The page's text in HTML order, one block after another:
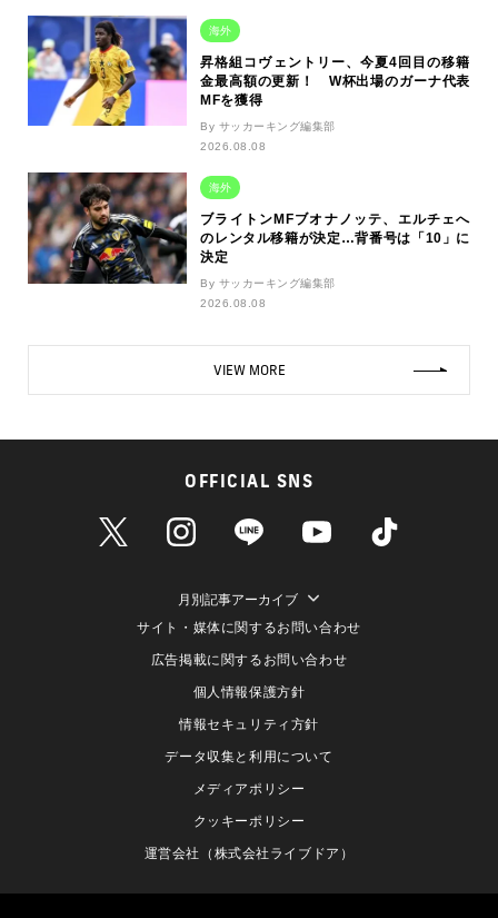
海外
昇格組コヴェントリー、今夏4回目の移籍
金最高額の更新！ W杯出場のガーナ代表
MFを獲得
By サッカーキング編集部
2026.08.08
海外
ブライトンMFブオナノッテ、エルチェへ
のレンタル移籍が決定…背番号は「10」に
決定
By サッカーキング編集部
2026.08.08
VIEW MORE
OFFICIAL SNS
月別記事アーカイブ
サイト・媒体に関するお問い合わせ
広告掲載に関するお問い合わせ
個人情報保護方針
情報セキュリティ方針
データ収集と利用について
メディアポリシー
クッキーポリシー
運営会社（株式会社ライブドア）